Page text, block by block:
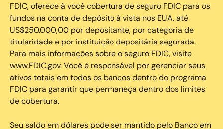
FDIC, oferece à você cobertura de seguro FDIC para os
fundos na conta de depósito à vista nos EUA, até
US$250.000,00 por depositante, por categoria de
titularidade e por instituição depositária segurada.
Para mais informações sobre o seguro FDIC, visite
www.FDIC.gov. Você é responsável por gerenciar seus
ativos totais em todos os bancos dentro do programa
FDIC para garantir que permaneça dentro dos limites
de cobertura.
Seu saldo em dólares pode ser mantido pelo Banco em